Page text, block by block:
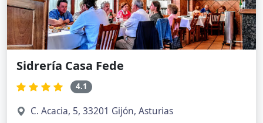
Sidrería Casa Fede
4.1
C. Acacia, 5, 33201 Gijón, Asturias